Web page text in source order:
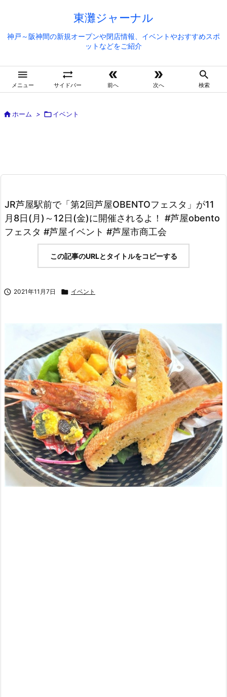
東灘ジャーナル
神戸～阪神間の新規オープンや閉店情報、イベントやおすすめスポ
ットなどをご紹介

メニュー

サイドバー

前へ

次へ

検索
ホーム > イベント
JR芦屋駅前で「第2回芦屋OBENTOフェスタ」が11
月8日(月)～12日(金)に開催されるよ！ #芦屋obento
フェスタ #芦屋イベント #芦屋市商工会
この記事のURLとタイトルをコピーする
 2021年11月7日  イベント